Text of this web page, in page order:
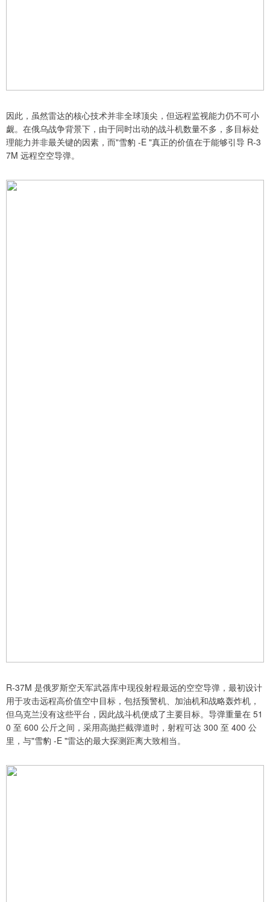
因此，虽然雷达的核心技术并非全球顶尖，但远程监视能力仍不可小
觑。在俄乌战争背景下，由于同时出动的战斗机数量不多，多目标处
理能力并非最关键的因素，而"雪豹 -E "真正的价值在于能够引导 R-3
7M 远程空空导弹。
R-37M 是俄罗斯空天军武器库中现役射程最远的空空导弹，最初设计
用于攻击远程高价值空中目标，包括预警机、加油机和战略轰炸机，
但乌克兰没有这些平台，因此战斗机便成了主要目标。导弹重量在 51
0 至 600 公斤之间，采用高抛拦截弹道时，射程可达 300 至 400 公
里，与"雪豹 -E "雷达的最大探测距离大致相当。